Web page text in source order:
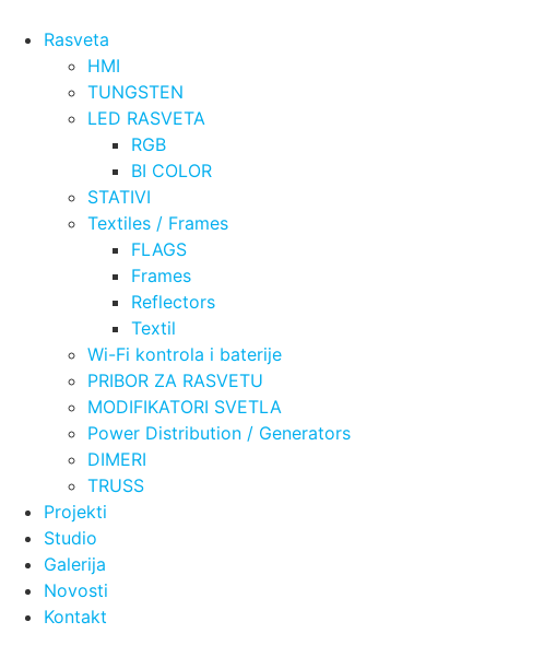
Rasveta
HMI
TUNGSTEN
LED RASVETA
RGB
BI COLOR
STATIVI
Textiles / Frames
FLAGS
Frames
Reflectors
Textil
Wi-Fi kontrola i baterije
PRIBOR ZA RASVETU
MODIFIKATORI SVETLA
Power Distribution / Generators
DIMERI
TRUSS
Projekti
Studio
Galerija
Novosti
Kontakt